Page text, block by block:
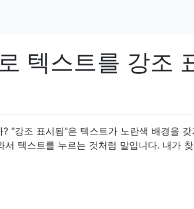
텍스트를 강조
"강조 표시됨"은 텍스트가 노란색 배경을 갖
텍스트를 누르는 것처럼 말입니다. 내가